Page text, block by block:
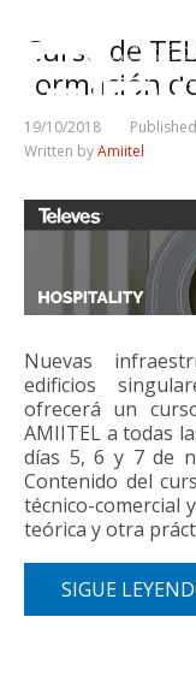
Curso de
formación
19/10/2018
Written byAmiitel
Nuevas
edificios
ofrecerá un
AMIITEL a todas
días 5, 6 y 7 de
Contenido del
técnico-comercial
teórica y otra
SIGUE